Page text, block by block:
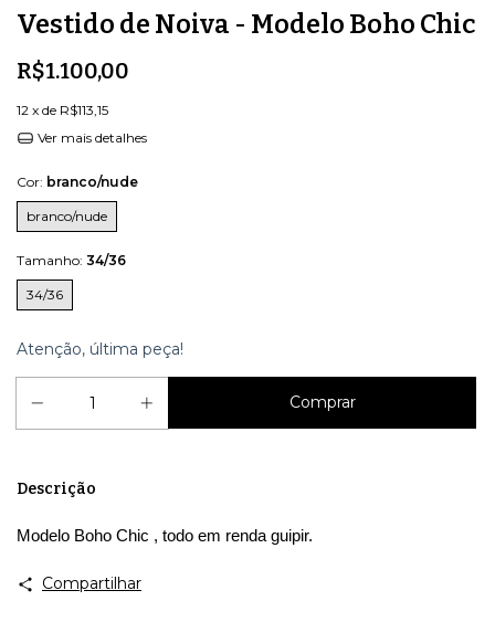
Vestido de Noiva - Modelo Boho Chic
R$1.100,00
12 x de R$113,15
Ver mais detalhes
Cor: branco/nude
branco/nude
Tamanho: 34/36
34/36
Atenção, última peça!
Descrição
Modelo Boho Chic , todo em renda guipir.
Compartilhar